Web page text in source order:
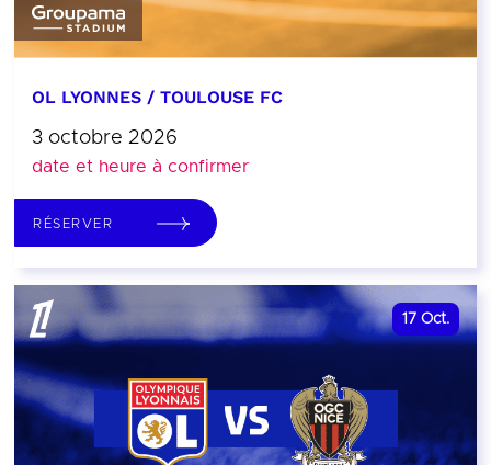
OL LYONNES / TOULOUSE FC
3 octobre 2026
date et heure à confirmer
RÉSERVER
17 Oct.